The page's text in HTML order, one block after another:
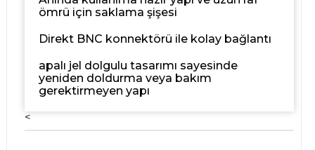
ömrü için saklama şişesi
Direkt BNC konnektörü ile kolay bağlantı
apalı jel dolgulu tasarımı sayesinde
yeniden doldurma veya bakım
gerektirmeyen yapı
<